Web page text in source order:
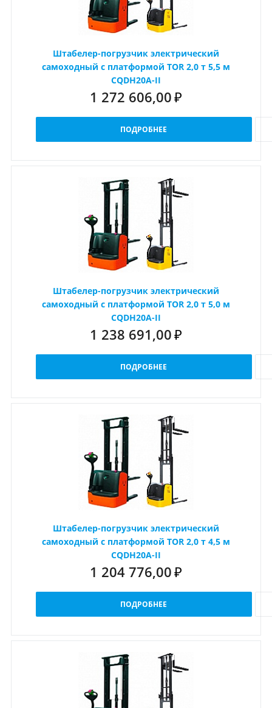
Штабелер-погрузчик электрический
самоходный с платформой TOR 2,0 т 5,5 м
CQDH20A-II
1 272 606,00 ₽
ПОДРОБНЕЕ
Штабелер-погрузчик электрический
самоходный с платформой TOR 2,0 т 5,0 м
CQDH20A-II
1 238 691,00 ₽
ПОДРОБНЕЕ
Штабелер-погрузчик электрический
самоходный с платформой TOR 2,0 т 4,5 м
CQDH20A-II
1 204 776,00 ₽
ПОДРОБНЕЕ